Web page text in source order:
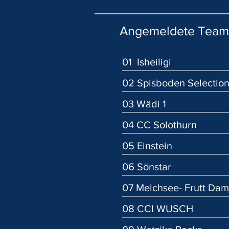
Angemeldete
01 Isheiligi
02 Spisboden Selection
03 Wädi 1
04 CC Solothurn
05 Einstein
06 Sönstar
07 Melchsee- Frutt
08 CCI WUSCH